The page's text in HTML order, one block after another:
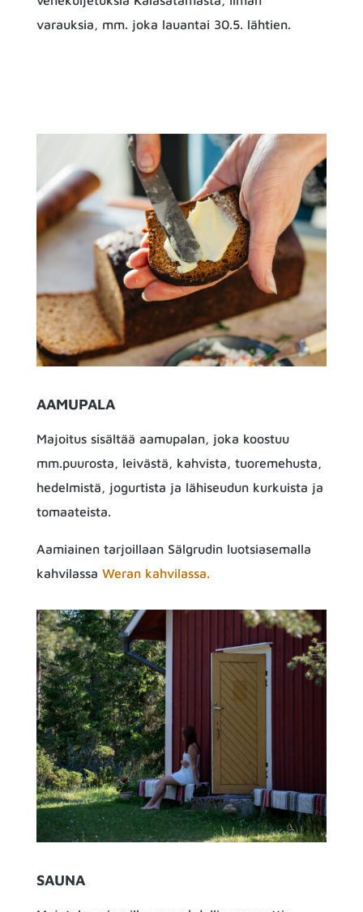
varauksia, mm. joka lauantai 30.5. lähtien.
AAMUPALA
Majoitus sisältää aamupalan, joka koostuu
mm.puurosta, leivästä, kahvista, tuoremehusta,
hedelmistä, jogurtista ja lähiseudun kurkuista ja
tomaateista.
Aamiainen tarjoillaan Sälgrudin luotsiasemalla
kahvilassa Weran kahvilassa.
SAUNA